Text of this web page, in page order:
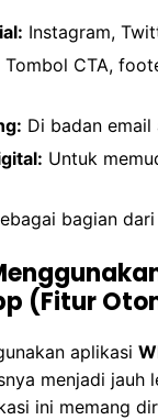
Instagram,
Tombol CTA,
Di badan
Untuk
bagian
(Fitur
aplikasi
menjadi jauh
ini memang